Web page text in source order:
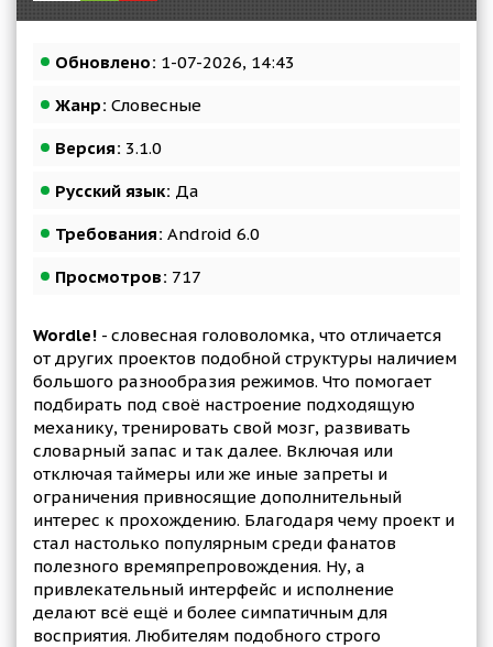
Обновлено: 1-07-2026, 14:43
Жанр: Словесные
Версия: 3.1.0
Русский язык: Да
Требования: Android 6.0
Просмотров: 717
Wordle! - словесная головоломка, что отличается
от других проектов подобной структуры наличием
большого разнообразия режимов. Что помогает
подбирать под своё настроение подходящую
механику, тренировать свой мозг, развивать
словарный запас и так далее. Включая или
отключая таймеры или же иные запреты и
ограничения привносящие дополнительный
интерес к прохождению. Благодаря чему проект и
стал настолько популярным среди фанатов
полезного времяпрепровождения. Ну, а
привлекательный интерфейс и исполнение
делают всё ещё и более симпатичным для
восприятия. Любителям подобного строго